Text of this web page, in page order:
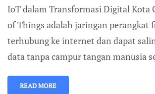
IoT dalam Transformasi Digital Kota
of Things adalah jaringan perangkat
terhubung ke internet dan dapat
data tanpa campur tangan manusia
READ MORE